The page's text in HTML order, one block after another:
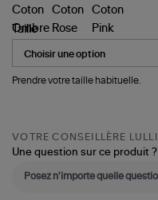
Taille
Prendre votre taille habituelle.
VOTRE CONSEILLÈRE LULLI
Une question sur ce produit ?